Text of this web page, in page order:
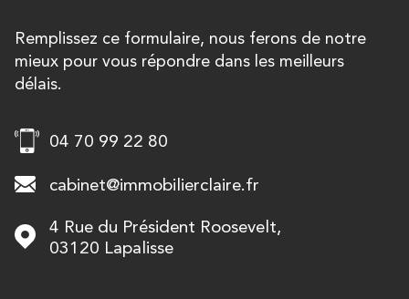
Remplissez ce formulaire, nous ferons de notre
mieux pour vous répondre dans les meilleurs
délais.
04 70 99 22 80
cabinet@immobilierclaire.fr
4 Rue du Président Roosevelt,
03120
Lapalisse